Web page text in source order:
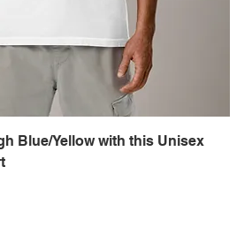
Blue/Yellow with this Unisex